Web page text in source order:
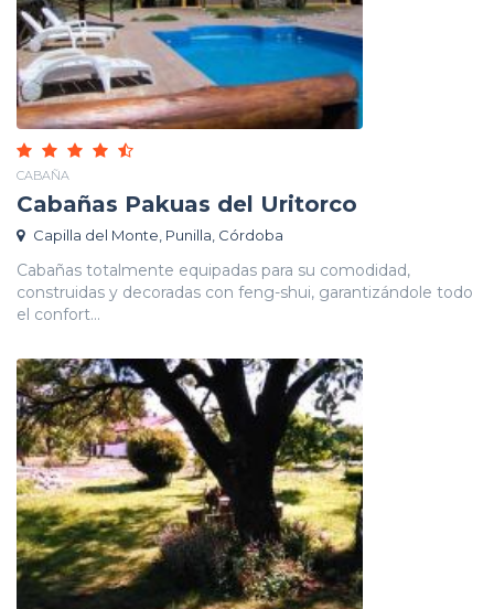
CABAÑA
Cabañas Pakuas del Uritorco
Capilla del Monte, Punilla, Córdoba
Cabañas totalmente equipadas para su comodidad,
construidas y decoradas con feng-shui, garantizándole todo
el confort...